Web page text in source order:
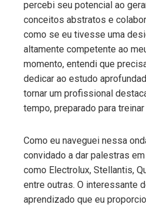
percebi seu potencial ao
conceitos abstratos e
como se eu tivesse uma
altamente competente ao
momento, entendi que
dedicar ao estudo
tornar um profissional
tempo, preparado para
Como eu naveguei nessa
convidado a dar palestras
como Electrolux, Stellantis,
entre outras. O interessante
aprendizado que eu